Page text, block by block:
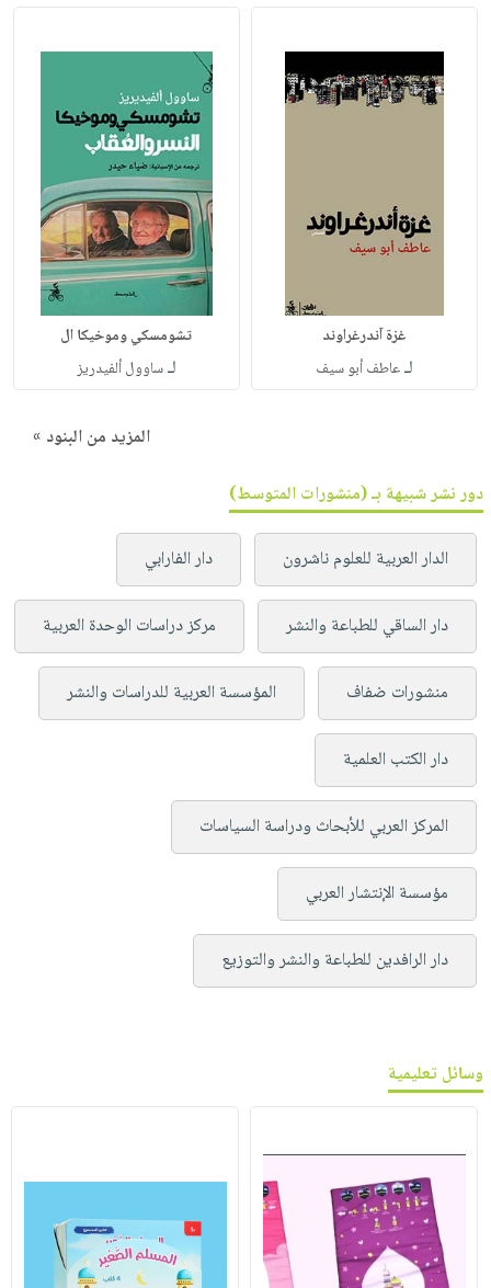
غزة آندرغراوند
لـعاطف أبو سيف
تشومسكي وموخيكا ال
لـساوول ألفيدريز
المزيد من البنود »
دور نشر شبيهة بـ (منشورات المتوسط)
الدار العربية للعلوم ناشرون دار الفارابي
دار الساقي للطباعة والنشر مركز دراسات الوحدة العربية
منشورات ضفاف المؤسسة العربية للدراسات والنشر
دار الكتب العلمية
المركز العربي للأبحاث ودراسة السياسات
مؤسسة الإنتشار العربي
دار الرافدين للطباعة والنشر والتوزيع
وسائل تعليمية